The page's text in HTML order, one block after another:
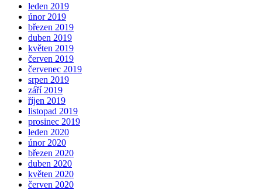
leden 2019
únor 2019
březen 2019
duben 2019
květen 2019
červen 2019
červenec 2019
srpen 2019
září 2019
říjen 2019
listopad 2019
prosinec 2019
leden 2020
únor 2020
březen 2020
duben 2020
květen 2020
červen 2020